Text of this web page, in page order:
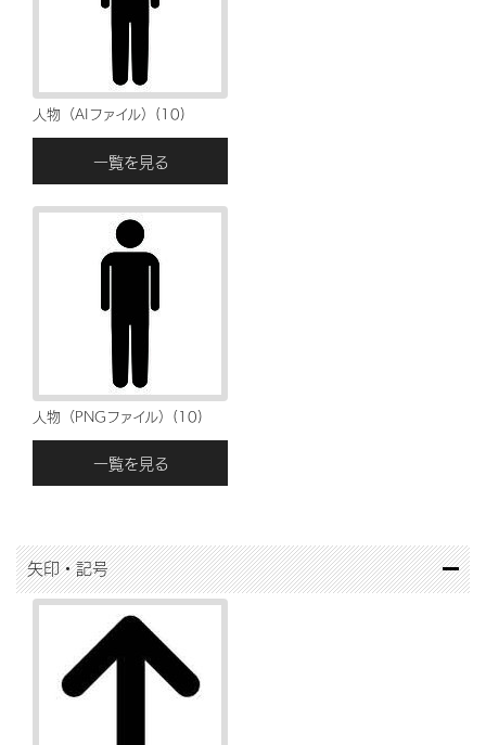
人物（AIファイル）(10)
一覧を見る
人物（PNGファイル）(10)
一覧を見る
矢印・記号